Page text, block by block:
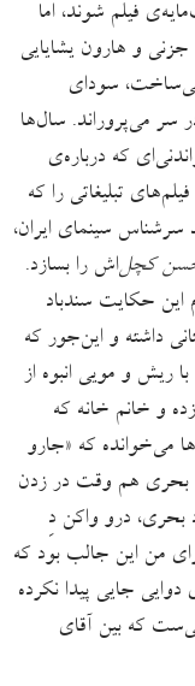
فیلم شوند، اما
جزنی و هارون یشایایی
می‌ساخت، سودای
سر می‌پروراند. سال‌ها
که درباره‌ی
تبلیغاتی را که
سرشناس سینمای ایران،
کچل‌اش را بسازد.
این حکایت سندباد
داشته و این‌جور که
ریش و مویی انبوه از
و خانم خانه که
می‌خوانده که «جارو
بحری هم وقت در زدن
بحری، درو واکن دِ
من این جالب بود که
جایی پیدا نکرده
که بین آقای